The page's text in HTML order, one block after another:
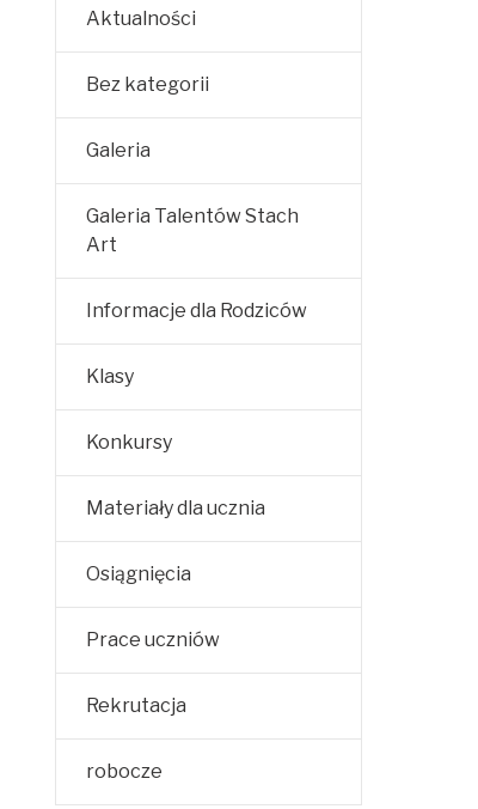
Aktualności
Bez kategorii
Galeria
Galeria Talentów Stach
Art
Informacje dla Rodziców
Klasy
Konkursy
Materiały dla ucznia
Osiągnięcia
Prace uczniów
Rekrutacja
robocze